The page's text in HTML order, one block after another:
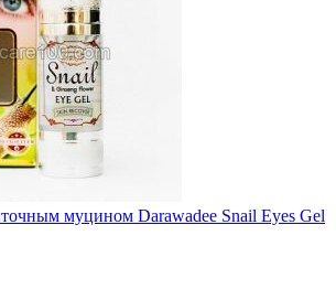
муцином Darawadee Snail Eyes Gel